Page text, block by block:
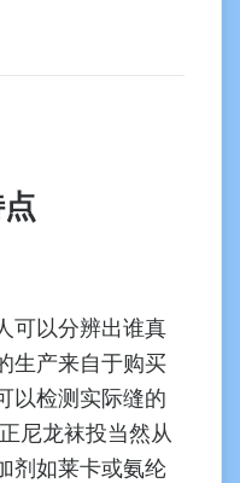
可以分辨出谁真
生产来自于购买
以检测实际缝的
尼龙袜投当然从
剂如莱卡或氨纶